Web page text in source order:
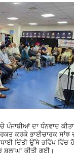
ਪੰਜਾਬੀਆਂ ਦਾ ਧੰਨਵਾਦ
ਕਰਕੇ ਭਾਈਚਾਰਕ ਸਾਂਝ
ਦਿੱਤੀ ਉੱਥੇ ਭਵਿੱਖ ਵਿੱਚ
ਕੀਤੀ ਗਈ।